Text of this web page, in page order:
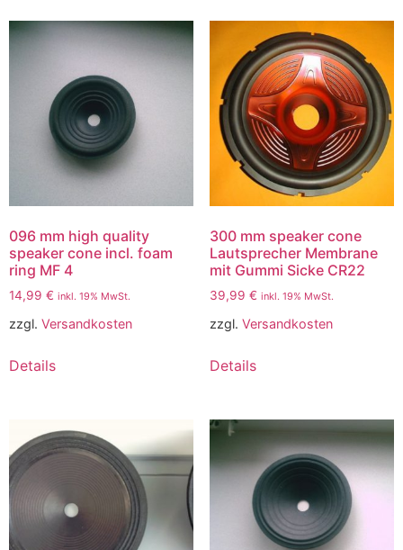
096 mm high quality
speaker cone incl. foam
ring MF 4
14,99 € inkl. 19% MwSt.
zzgl. Versandkosten
Details
300 mm speaker cone
Lautsprecher Membrane
mit Gummi Sicke CR22
39,99 € inkl. 19% MwSt.
zzgl. Versandkosten
Details